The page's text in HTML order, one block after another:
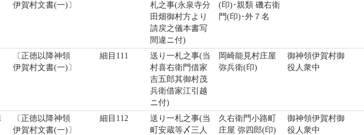
伊賀村文書(一)〕
札之事(永泉寺分
田畑御村方より
請戻之儀本書写
間違ニ付)
(印)･親類 磯右衛
門(印)･外７名
〔正徳以降神領
伊賀村文書(一)〕
細目111
送り一札之事(当
村喜右衛門借家
吉五郎其御村茂
兵衛借家江引越
ニ付)
岡崎能見村庄屋
弥兵衛(印)
御神領伊賀村御
役人衆中
〔正徳以降神領
伊賀村文書(一)〕
細目112
送り一札之事(当
町安蔵等〆三人
久右衛門小路町
庄屋 弥四郎(印)
御神領伊賀村御
役人衆中